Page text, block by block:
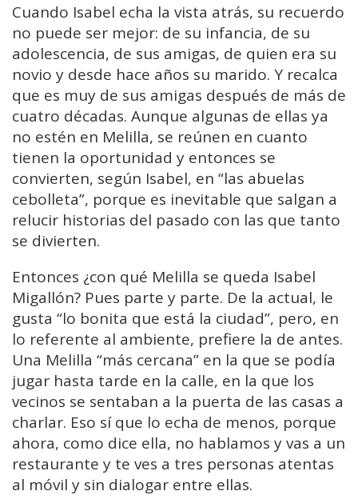
Cuando Isabel echa la vista atrás, su recuerdo
no puede ser mejor: de su infancia, de su
adolescencia, de sus amigas, de quien era su
novio y desde hace años su marido. Y recalca
que es muy de sus amigas después de más de
cuatro décadas. Aunque algunas de ellas ya
no estén en Melilla, se reúnen en cuanto
tienen la oportunidad y entonces se
convierten, según Isabel, en “las abuelas
cebolleta”, porque es inevitable que salgan a
relucir historias del pasado con las que tanto
se divierten.
Entonces ¿con qué Melilla se queda Isabel
Migallón? Pues parte y parte. De la actual, le
gusta “lo bonita que está la ciudad”, pero, en
lo referente al ambiente, prefiere la de antes.
Una Melilla “más cercana” en la que se podía
jugar hasta tarde en la calle, en la que los
vecinos se sentaban a la puerta de las casas a
charlar. Eso sí que lo echa de menos, porque
ahora, como dice ella, no hablamos y vas a un
restaurante y te ves a tres personas atentas
al móvil y sin dialogar entre ellas.